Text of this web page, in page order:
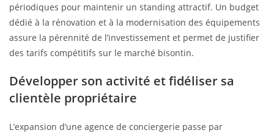
périodiques pour maintenir un standing attractif. Un budget
dédié à la rénovation et à la modernisation des équipements
assure la pérennité de l’investissement et permet de justifier
des tarifs compétitifs sur le marché bisontin.
Développer son activité et fidéliser sa
clientèle propriétaire
L’expansion d’une agence de conciergerie passe par